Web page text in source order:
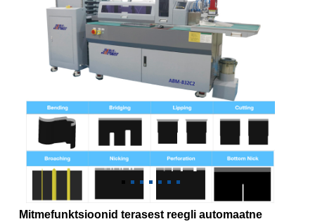
Mitmefunktsioonid terasest reegli automaatne